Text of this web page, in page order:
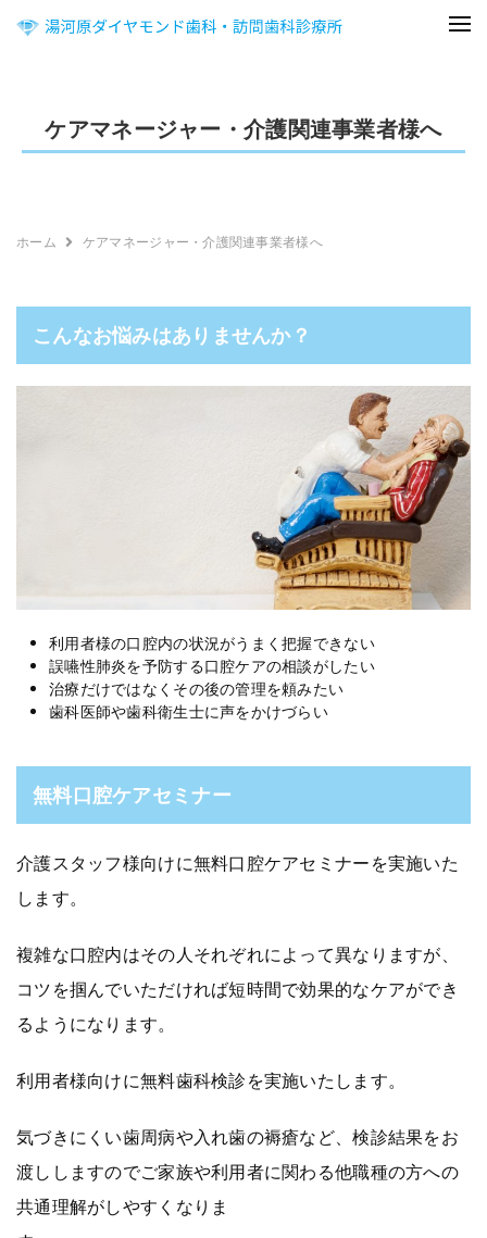
ケアマネージャー・介護関連事業者様へ
ホーム ケアマネージャー・介護関連事業者様へ
こんなお悩みはありませんか？
利用者様の口腔内の状況がうまく把握できない
誤嚥性肺炎を予防する口腔ケアの相談がしたい
治療だけではなくその後の管理を頼みたい
歯科医師や歯科衛生士に声をかけづらい
無料口腔ケアセミナー
介護スタッフ様向けに無料口腔ケアセミナーを実施いた
します。
複雑な口腔内はその人それぞれによって異なりますが、
コツを掴んでいただければ短時間で効果的なケアができ
るようになります。
利用者様向けに無料歯科検診を実施いたします。
気づきにくい歯周病や入れ歯の褥瘡など、検診結果をお
渡ししますのでご家族や利用者に関わる他職種の方への
共通理解がしやすくなりま